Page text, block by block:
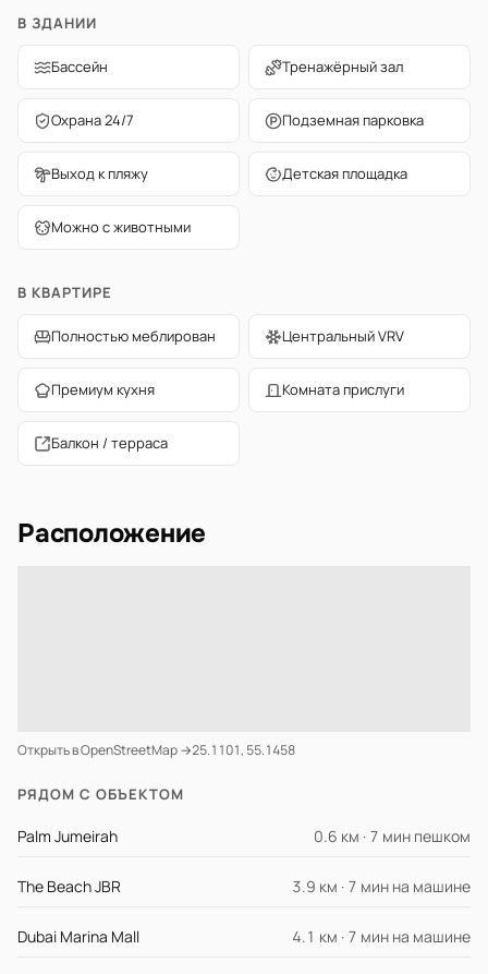
В ЗДАНИИ
Бассейн Тренажёрный зал
Охрана 24/7 Подземная парковка
Выход к пляжу Детская площадка
Можно с животными
В КВАРТИРЕ
Полностью меблирован Центральный VRV
Премиум кухня Комната прислуги
Балкон / терраса
Расположение
Открыть в OpenStreetMap →25.1101, 55.1458
РЯДОМ С ОБЪЕКТОМ
Palm Jumeirah 0.6 км · 7 мин пешком
The Beach JBR 3.9 км · 7 мин на машине
Dubai Marina Mall 4.1 км · 7 мин на машине